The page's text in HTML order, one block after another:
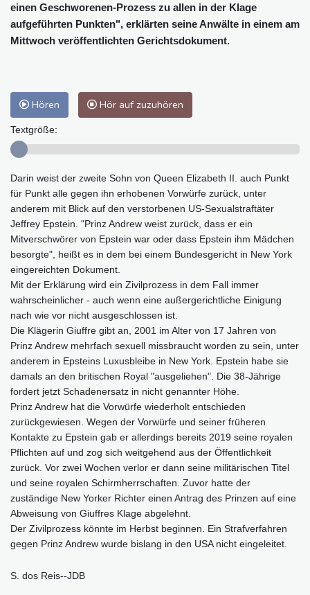
einen Geschworenen-Prozess zu allen in der Klage
aufgeführten Punkten", erklärten seine Anwälte in einem am
Mittwoch veröffentlichten Gerichtsdokument.
Hören Hör auf zuzuhören
Textgröße:
Darin weist der zweite Sohn von Queen Elizabeth II. auch Punkt
für Punkt alle gegen ihn erhobenen Vorwürfe zurück, unter
anderem mit Blick auf den verstorbenen US-Sexualstraftäter
Jeffrey Epstein. "Prinz Andrew weist zurück, dass er ein
Mitverschwörer von Epstein war oder dass Epstein ihm Mädchen
besorgte", heißt es in dem bei einem Bundesgericht in New York
eingereichten Dokument.
Mit der Erklärung wird ein Zivilprozess in dem Fall immer
wahrscheinlicher - auch wenn eine außergerichtliche Einigung
nach wie vor nicht ausgeschlossen ist.
Die Klägerin Giuffre gibt an, 2001 im Alter von 17 Jahren von
Prinz Andrew mehrfach sexuell missbraucht worden zu sein, unter
anderem in Epsteins Luxusbleibe in New York. Epstein habe sie
damals an den britischen Royal "ausgeliehen". Die 38-Jährige
fordert jetzt Schadenersatz in nicht genannter Höhe.
Prinz Andrew hat die Vorwürfe wiederholt entschieden
zurückgewiesen. Wegen der Vorwürfe und seiner früheren
Kontakte zu Epstein gab er allerdings bereits 2019 seine royalen
Pflichten auf und zog sich weitgehend aus der Öffentlichkeit
zurück. Vor zwei Wochen verlor er dann seine militärischen Titel
und seine royalen Schirmherrschaften. Zuvor hatte der
zuständige New Yorker Richter einen Antrag des Prinzen auf eine
Abweisung von Giuffres Klage abgelehnt.
Der Zivilprozess könnte im Herbst beginnen. Ein Strafverfahren
gegen Prinz Andrew wurde bislang in den USA nicht eingeleitet.
S. dos Reis--JDB